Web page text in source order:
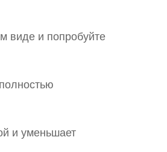
виде и попробуйте
и уменьшает